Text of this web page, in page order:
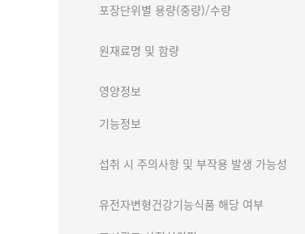
포장단위별 용량(중량)/수량
원재료명 및 함량
영양정보
기능정보
섭취 시 주의사항 및 부작용 발생 가능성
유전자변형건강기능식품 해당 여부